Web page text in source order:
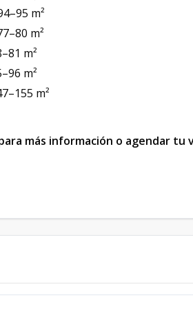
m²
m²
m²
m²
m²
más información o agendar tu